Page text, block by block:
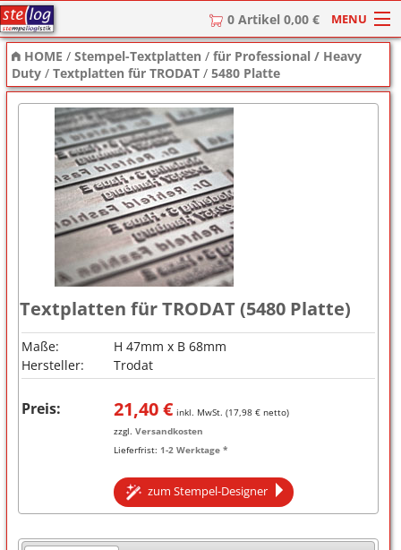
0 Artikel 0,00 € MENU
HOME
Stempel
Stempel-Textplatten
Stempelzubehör
HOME /Stempel-Textplatten /für Professional / Heavy
Duty /Textplatten für TRODAT /5480 Platte
Textplatten für TRODAT (5480 Platte)
Maße:
H 47mm x B 68mm
Hersteller:
Trodat
Preis: 21,40€ inkl. MwSt. (17,98€ netto)
zzgl. Versandkosten
Lieferfrist: 1-2 Werktage *
zum Stempel-Designer